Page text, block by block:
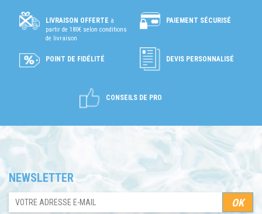
LIVRAISON OFFERTE à
partir de 180€ selon conditions
de livraison
PAIEMENT SÉCURISÉ
POINT DE FIDÉLITÉ DEVIS PERSONNALISÉ
CONSEILS DE PRO
NEWSLETTER